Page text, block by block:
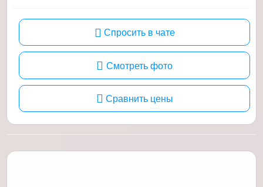
Спросить в чате
Смотреть фото
Сравнить цены